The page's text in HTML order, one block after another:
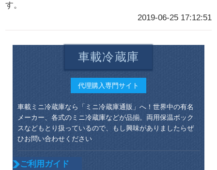
す。
2019-06-25 17:12:51
車載冷蔵庫
代理購入専門サイト
車載ミニ冷蔵庫なら「ミニ冷蔵庫通販」へ！世界中の有名
メーカー、各式のミニ冷蔵庫などが品揃。両用保温ボック
スなどもとり扱っているので、もし興味がありましたらぜ
ひお問い合わせください
ご利用ガイド